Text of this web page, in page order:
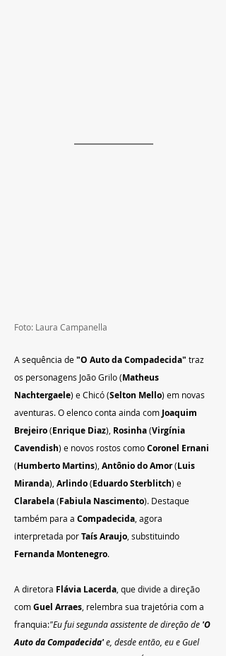
Foto: Laura Campanella
A sequência de "O Auto da Compadecida" traz
os personagens João Grilo (Matheus
Nachtergaele) e Chicó (Selton Mello) em novas
aventuras. O elenco conta ainda com Joaquim
Brejeiro (Enrique Diaz), Rosinha (Virgínia
Cavendish) e novos rostos como Coronel Ernani
(Humberto Martins), Antônio do Amor (Luis
Miranda), Arlindo (Eduardo Sterblitch) e
Clarabela (Fabiula Nascimento). Destaque
também para a Compadecida , agora
interpretada por Taís Araujo , substituindo
Fernanda Montenegro.
A diretora Flávia Lacerda , que divide a direção
com Guel Arraes , relembra sua trajetória com a
franquia:"Eu fui segunda assistente de direção de 'O
Auto da Compadecida' e, desde então, eu e Guel